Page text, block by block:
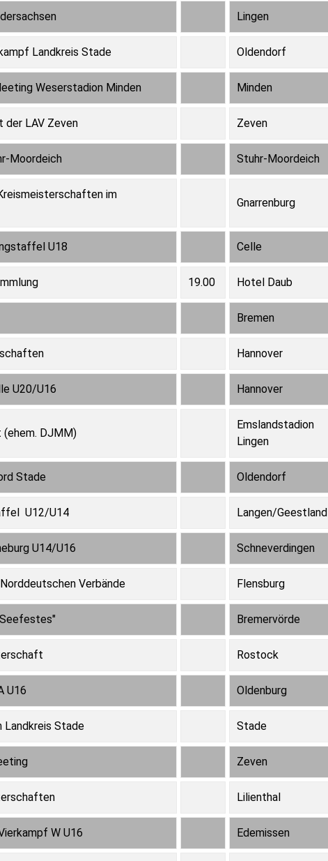
Lingen
Landkreis Stade Oldendorf
Weserstadion Minden Minden
LAV Zeven Zeven
Moordeich Stuhr-Moordeich
im
Gnarrenburg
U18 Celle
19.00 Hotel Daub
Bremen
Hannover
U20/U16 Hannover
DJMM)
Emslandstadion
Lingen
Stade Oldendorf
U12/U14 Langen/Geestland
U14/U16 Schneverdingen
Verbände Flensburg
Bremervörde
Rostock
U16 Oldenburg
Stade Stade
Zeven
Lilienthal
W U16 Edemissen